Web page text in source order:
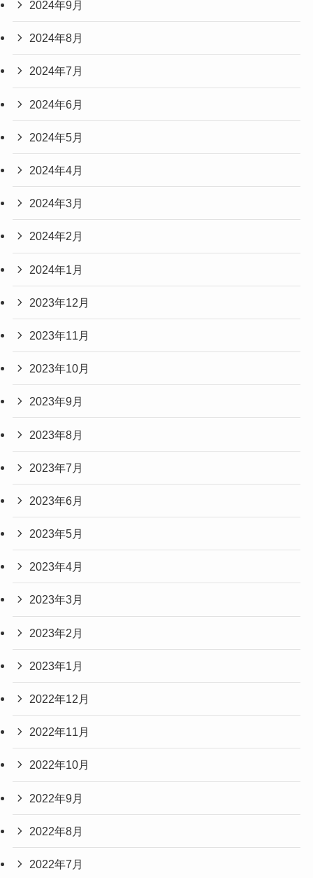
2024年9月
2024年8月
2024年7月
2024年6月
2024年5月
2024年4月
2024年3月
2024年2月
2024年1月
2023年12月
2023年11月
2023年10月
2023年9月
2023年8月
2023年7月
2023年6月
2023年5月
2023年4月
2023年3月
2023年2月
2023年1月
2022年12月
2022年11月
2022年10月
2022年9月
2022年8月
2022年7月